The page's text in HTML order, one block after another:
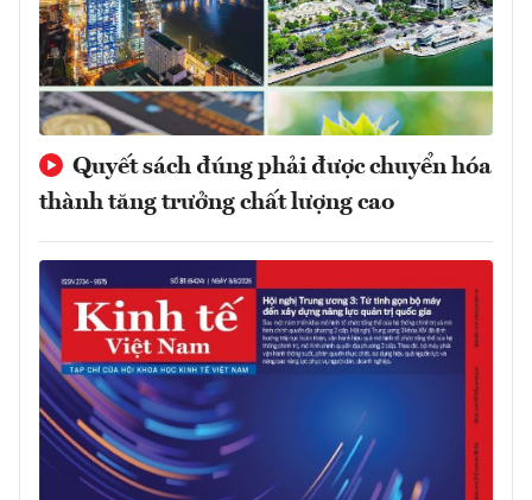
Quyết sách đúng phải được chuyển hóa
thành tăng trưởng chất lượng cao